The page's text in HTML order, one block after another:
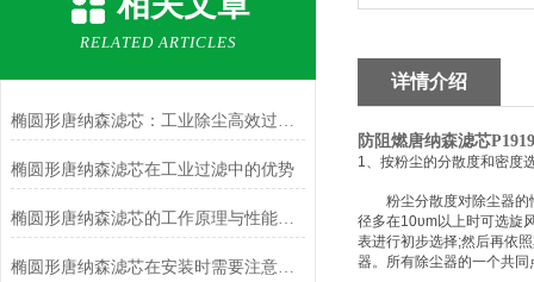
RELATED ARTICLES
椭圆形唐纳森滤芯：工业除尘高效过滤的优选方案
椭圆形唐纳森滤芯在工业过滤中的优势
椭圆形唐纳森滤芯的工作原理与性能优势
椭圆形唐纳森滤芯在安装时需要注意哪些事项？
详情介绍
防阻燃唐纳森滤芯
1、按粉尘的分散度和密度
粉尘分散度对除尘器的性
径多在10υm以上时可选旋
表进行初步选择;然后再依
器。所有除尘器的一个共